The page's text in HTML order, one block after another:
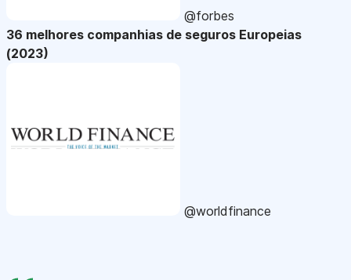
@forbes
36 melhores companhias de seguros Europeias
(2023)
@worldfinance